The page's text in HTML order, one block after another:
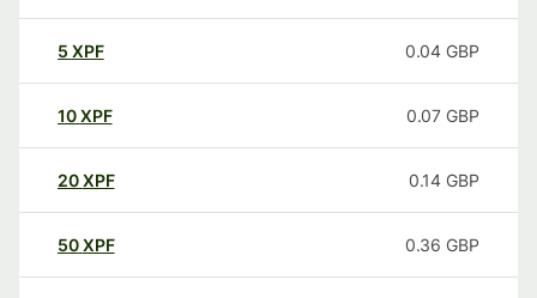
5 XPF 0.04 GBP
10XPF 0.07 GBP
20XPF 0.14 GBP
50XPF 0.36 GBP